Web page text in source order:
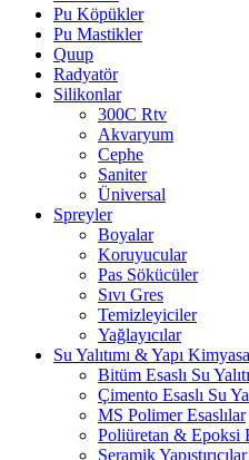
Pu Köpükler
Pu Mastikler
Quup
Radyatör
Silikonlar
300C Rtv
Akvaryum
Cephe
Saniter
Üniversal
Spreyler
Boyalar
Koruyucular
Pas Sökücüler
Sıvı Gres
Temizleyiciler
Yağlayıcılar
Su Yalıtımı & Yapı
Bitüm Esaslı Su
Çimento Esaslı Su
MS Polimer Esaslılar
Poliüretan & Epoksi
Seramik Yapıştırıcılar